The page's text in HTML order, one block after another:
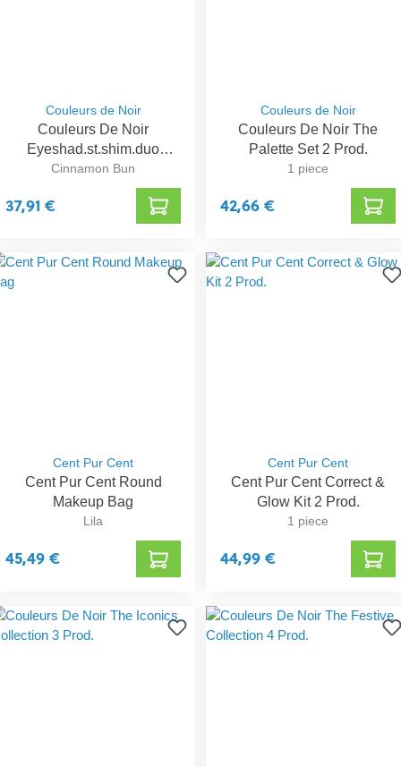
Couleurs de Noir
Couleurs De Noir
Eyeshad.st.shim.duo
Ber.mac. 2,8g
Cinnamon Bun
37,91 €
Couleurs de Noir
Couleurs De Noir The
Palette Set 2 Prod.
1 piece
42,66 €
Cent Pur Cent
Cent Pur Cent Round
Makeup Bag
Lila
45,49 €
Cent Pur Cent
Cent Pur Cent Correct &
Glow Kit 2 Prod.
1 piece
44,99 €